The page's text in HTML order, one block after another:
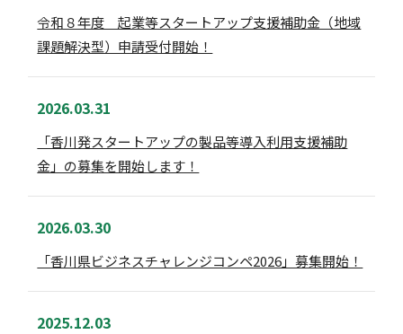
令和８年度 起業等スタートアップ支援補助金（地域
課題解決型）申請受付開始！
2026.03.31
「香川発スタートアップの製品等導入利用支援補助
金」の募集を開始します！
2026.03.30
「香川県ビジネスチャレンジコンペ2026」募集開始！
2025.12.03